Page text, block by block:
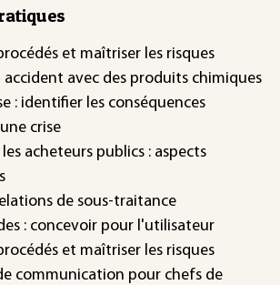
et maîtriser les risques
accident avec des produits chimiques
: identifier les conséquences
crise
acheteurs publics : aspects
de sous-traitance
: concevoir pour l'utilisateur
et maîtriser les risques
communication pour chefs de